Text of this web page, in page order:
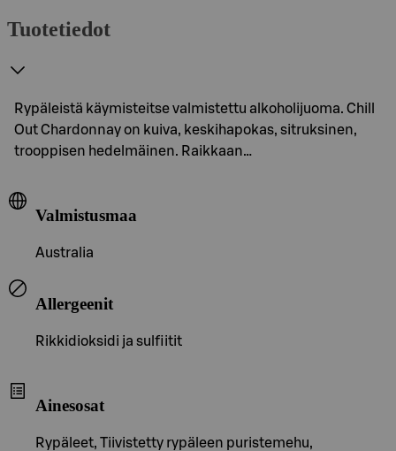
Tuotetiedot
Rypäleistä käymisteitse valmistettu alkoholijuoma. Chill
Out Chardonnay on kuiva, keskihapokas, sitruksinen,
trooppisen hedelmäinen. Raikkaan…
Valmistusmaa
Australia
Allergeenit
Rikkidioksidi ja sulfiitit
Ainesosat
Rypäleet, Tiivistetty rypäleen puristemehu,